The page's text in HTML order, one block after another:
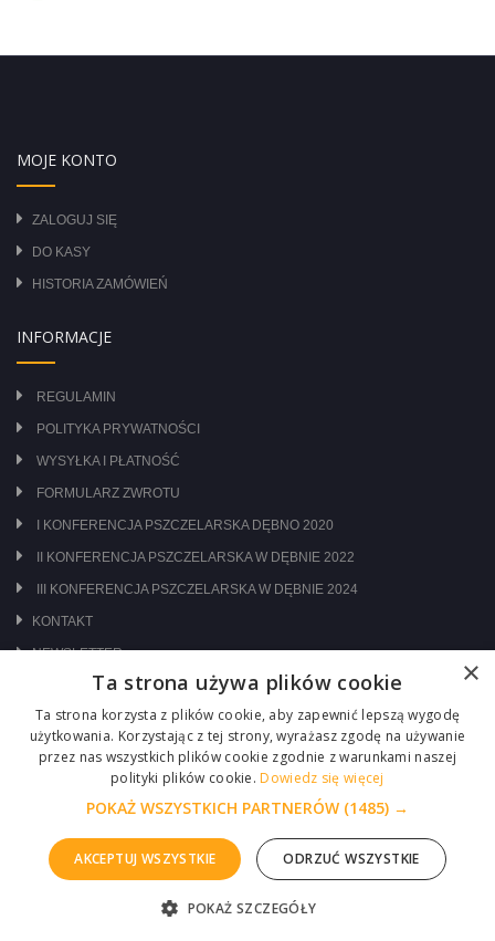
MOJE KONTO
ZALOGUJ SIĘ
DO KASY
HISTORIA ZAMÓWIEŃ
INFORMACJE
REGULAMIN
POLITYKA PRYWATNOŚCI
WYSYŁKA I PŁATNOŚĆ
FORMULARZ ZWROTU
I KONFERENCJA PSZCZELARSKA DĘBNO 2020
II KONFERENCJA PSZCZELARSKA W DĘBNIE 2022
III KONFERENCJA PSZCZELARSKA W DĘBNIE 2024
KONTAKT
NEWSLETTER
ODWIEDŹ NAS NA:
Realizacja :
ZGŁOŚ PROBLEM
×
Ta strona używa plików cookie
Ta strona korzysta z plików cookie, aby zapewnić lepszą wygodę
użytkowania. Korzystając z tej strony, wyrażasz zgodę na używanie
przez nas wszystkich plików cookie zgodnie z warunkami naszej
polityki plików cookie. Dowiedz się więcej
POKAŻ WSZYSTKICH PARTNERÓW (1485) →
AKCEPTUJ WSZYSTKIE ODRZUĆ WSZYSTKIE
POKAŻ SZCZEGÓŁY